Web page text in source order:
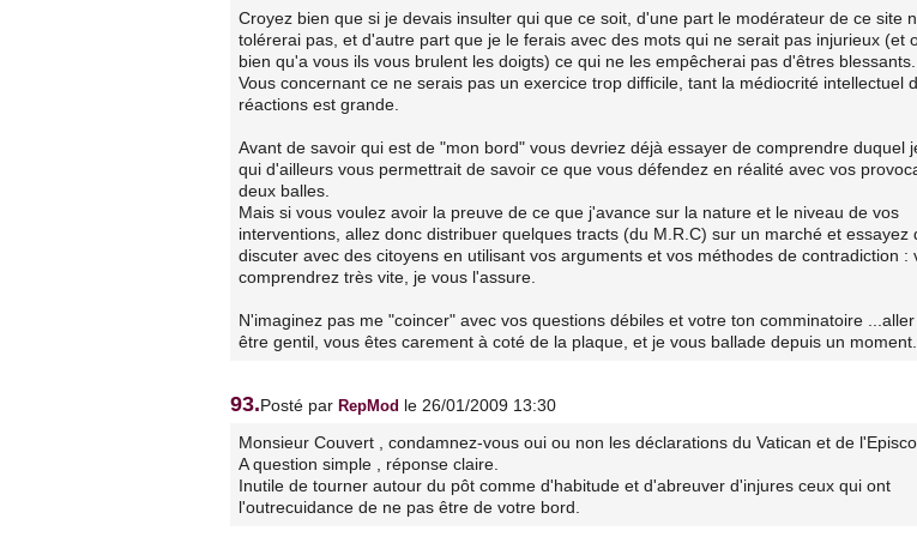
Croyez bien que si je devais insulter qui que ce soit, d'une part le modérateur de ce site
tolérerai pas, et d'autre part que je le ferais avec des mots qui ne serait pas injurieux (et
bien qu'a vous ils vous brulent les doigts) ce qui ne les empêcherai pas d'êtres blessants.
Vous concernant ce ne serais pas un exercice trop difficile, tant la médiocrité intellectuel
réactions est grande.
Avant de savoir qui est de "mon bord" vous devriez déjà essayer de comprendre duquel
qui d'ailleurs vous permettrait de savoir ce que vous défendez en réalité avec vos
deux balles.
Mais si vous voulez avoir la preuve de ce que j'avance sur la nature et le niveau de vos
interventions, allez donc distribuer quelques tracts (du M.R.C) sur un marché et essayez
discuter avec des citoyens en utilisant vos arguments et vos méthodes de contradiction :
comprendrez très vite, je vous l'assure.
N'imaginez pas me "coincer" avec vos questions débiles et votre ton comminatoire
être gentil, vous êtes carement à coté de la plaque, et je vous ballade depuis un moment.
93.Posté par RepMod le 26/01/2009 13:30
Monsieur Couvert , condamnez-vous oui ou non les déclarations du Vatican et de
A question simple , réponse claire.
Inutile de tourner autour du pôt comme d'habitude et d'abreuver d'injures ceux qui ont
l'outrecuidance de ne pas être de votre bord.